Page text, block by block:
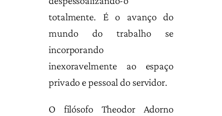
totalmente. É o avanço do
mundo do trabalho se
incorporando
inexoravelmente ao espaço
privado e pessoal do servidor.
O filósofo Theodor Adorno